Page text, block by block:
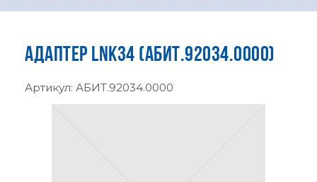
АДАПТЕР LNK34 (АБИТ.92034.0000)
Артикул: АБИТ.92034.0000